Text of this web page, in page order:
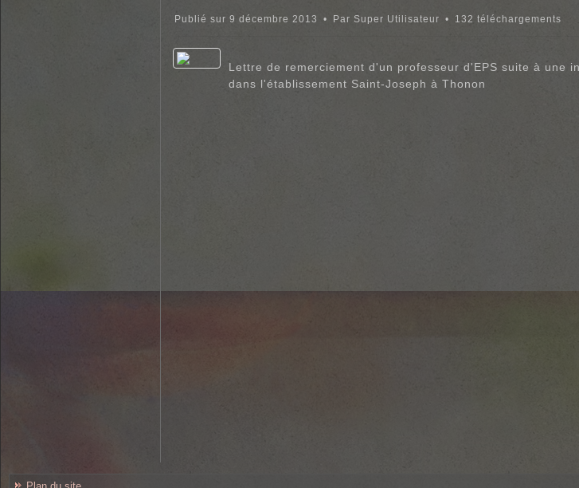
Publié sur 9 décembre 2013 Par Super Utilisateur 132 téléchargements
Lettre de remerciement d'un professeur d'EPS suite à une
dans l'établissement Saint-Joseph à Thonon